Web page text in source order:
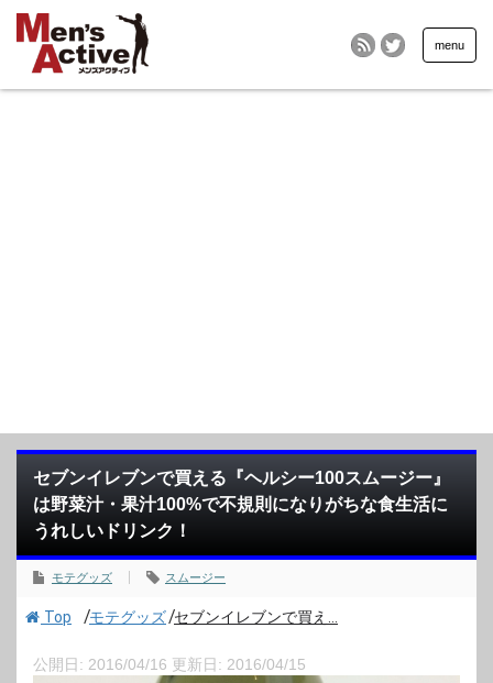
menu
セブンイレブンで買える『ヘルシー100スムージー』
は野菜汁・果汁100%で不規則になりがちな食生活に
うれしいドリンク！
モテグッズ スムージー
Top /モテグッズ/セブンイレブンで買え...
公開日: 2016/04/16 更新日: 2016/04/15